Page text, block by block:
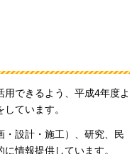
できるよう、平成4年度よ
ています。
・設計・施工）、研究、民
に情報提供しています。